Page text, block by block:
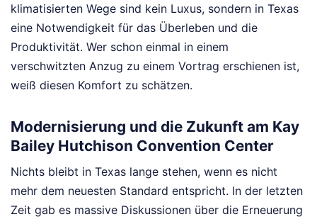
klimatisierten Wege sind kein Luxus, sondern in Texas
eine Notwendigkeit für das Überleben und die
Produktivität. Wer schon einmal in einem
verschwitzten Anzug zu einem Vortrag erschienen ist,
weiß diesen Komfort zu schätzen.
Modernisierung und die Zukunft am Kay
Bailey Hutchison Convention Center
Nichts bleibt in Texas lange stehen, wenn es nicht
mehr dem neuesten Standard entspricht. In der letzten
Zeit gab es massive Diskussionen über die Erneuerung